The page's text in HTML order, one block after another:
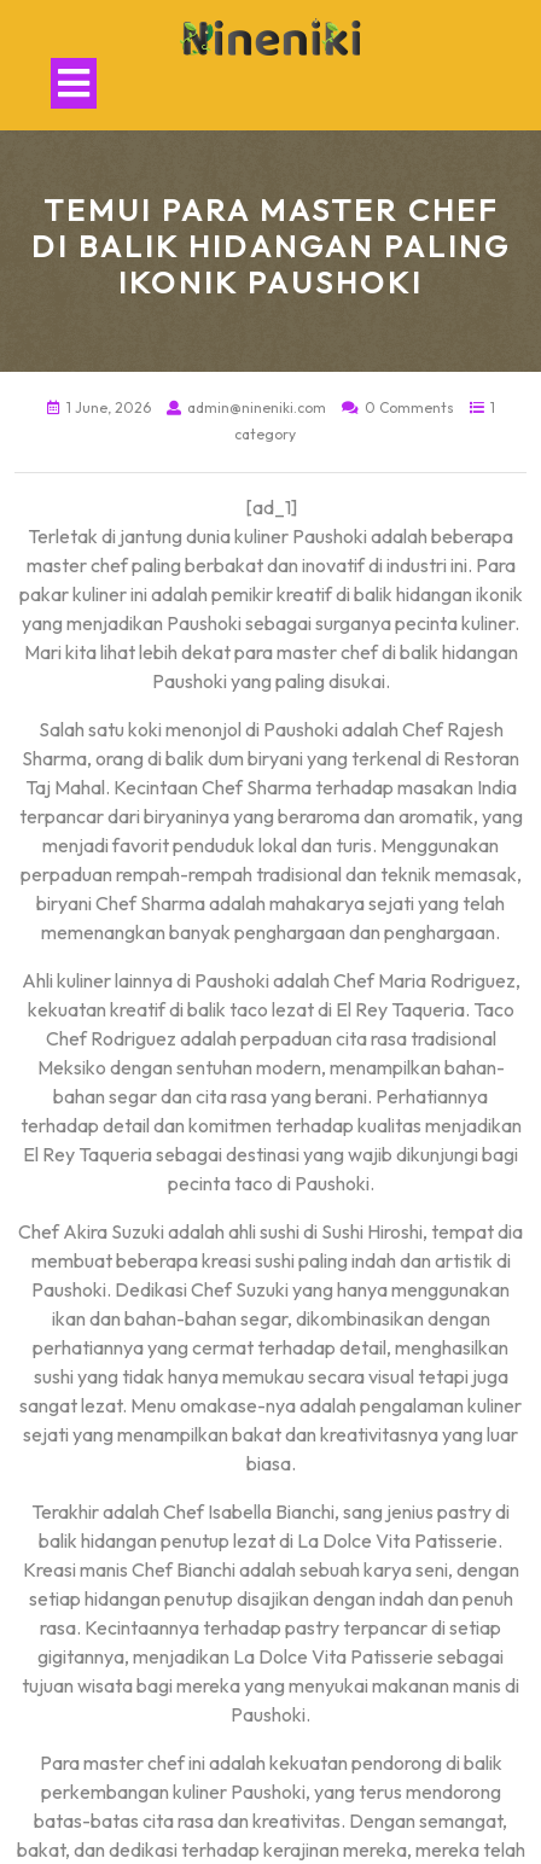
content
Button
TEMUI PARA MASTER CHEF
DI BALIK HIDANGAN PALING
IKONIK PAUSHOKI
1 June, 2026 admin@nineniki.com 0 Comments
1
category
[ad_1]
Terletak di jantung dunia kuliner Paushoki adalah beberapa
master chef paling berbakat dan inovatif di industri ini. Para
pakar kuliner ini adalah pemikir kreatif di balik hidangan ikonik
yang menjadikan Paushoki sebagai surganya pecinta kuliner.
Mari kita lihat lebih dekat para master chef di balik hidangan
Paushoki yang paling disukai.
Salah satu koki menonjol di Paushoki adalah Chef Rajesh
Sharma, orang di balik dum biryani yang terkenal di Restoran
Taj Mahal. Kecintaan Chef Sharma terhadap masakan India
terpancar dari biryaninya yang beraroma dan aromatik, yang
menjadi favorit penduduk lokal dan turis. Menggunakan
perpaduan rempah-rempah tradisional dan teknik memasak,
biryani Chef Sharma adalah mahakarya sejati yang telah
memenangkan banyak penghargaan dan penghargaan.
Ahli kuliner lainnya di Paushoki adalah Chef Maria Rodriguez,
kekuatan kreatif di balik taco lezat di El Rey Taqueria. Taco
Chef Rodriguez adalah perpaduan cita rasa tradisional
Meksiko dengan sentuhan modern, menampilkan bahan-
bahan segar dan cita rasa yang berani. Perhatiannya
terhadap detail dan komitmen terhadap kualitas menjadikan
El Rey Taqueria sebagai destinasi yang wajib dikunjungi bagi
pecinta taco di Paushoki.
Chef Akira Suzuki adalah ahli sushi di Sushi Hiroshi, tempat dia
membuat beberapa kreasi sushi paling indah dan artistik di
Paushoki. Dedikasi Chef Suzuki yang hanya menggunakan
ikan dan bahan-bahan segar, dikombinasikan dengan
perhatiannya yang cermat terhadap detail, menghasilkan
sushi yang tidak hanya memukau secara visual tetapi juga
sangat lezat. Menu omakase-nya adalah pengalaman kuliner
sejati yang menampilkan bakat dan kreativitasnya yang luar
biasa.
Terakhir adalah Chef Isabella Bianchi, sang jenius pastry di
balik hidangan penutup lezat di La Dolce Vita Patisserie.
Kreasi manis Chef Bianchi adalah sebuah karya seni, dengan
setiap hidangan penutup disajikan dengan indah dan penuh
rasa. Kecintaannya terhadap pastry terpancar di setiap
gigitannya, menjadikan La Dolce Vita Patisserie sebagai
tujuan wisata bagi mereka yang menyukai makanan manis di
Paushoki.
Para master chef ini adalah kekuatan pendorong di balik
perkembangan kuliner Paushoki, yang terus mendorong
batas-batas cita rasa dan kreativitas. Dengan semangat,
bakat, dan dedikasi terhadap kerajinan mereka, mereka telah